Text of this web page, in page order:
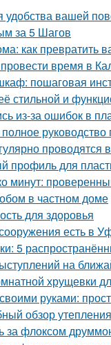
вашей
за 5 Шагов
как превратить
время в
пошаговая
стильной и
из-за ошибок в
проводятся
профиль для
минут:
в частном доме
для здоровья
есть в
5
на
хрущевки
руками:
обзор
за флоксом